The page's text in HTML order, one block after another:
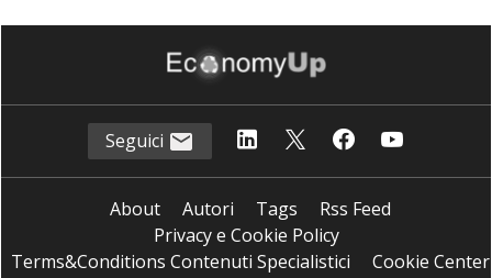
Seguici
About Autori Tags
Rss Feed
Privacy e Cookie Policy
Terms&Conditions Contenuti Specialistici
Cookie Center